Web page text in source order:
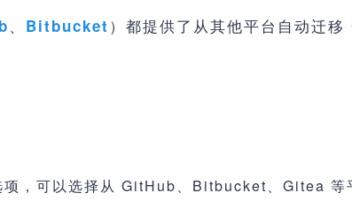
、 Bitbucket）都提供了从其他平台自动迁
项，可以选择从 GitHub、Bitbucket、Gitea 等